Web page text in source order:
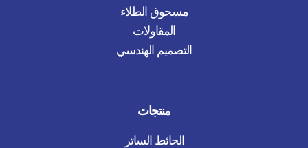
مسحوق الطلاء
المقاولات
التصميم الهندسي
منتجات
الحائط الساتر